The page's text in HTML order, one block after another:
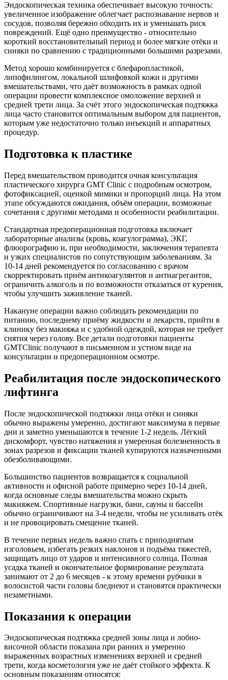
Эндоскопическая техника обеспечивает высокую точность:
увеличенное изображение облегчает распознавание нервов и
сосудов, позволяя бережно обходить их и уменьшать риск
повреждений. Ещё одно преимущество - относительно
короткий восстановительный период и более мягкие отёки и
синяки по сравнению с традиционными большими разрезами.​
Метод хорошо комбинируется с блефаропластикой,
липофилингом, локальной шлифовкой кожи и другими
вмешательствами, что даёт возможность в рамках одной
операции провести комплексное омоложение верхней и
средней трети лица. За счёт этого эндоскопическая подтяжка
лица часто становится оптимальным выбором для пациентов,
которым уже недостаточно только инъекций и аппаратных
процедур.​
Подготовка к пластике
Перед вмешательством проводится очная консультация
пластического хирурга GMT Clinic с подробным осмотром,
фотофиксацией, оценкой мимики и пропорций лица. На этом
этапе обсуждаются ожидания, объём операции, возможные
сочетания с другими методами и особенности реабилитации.​
Стандартная предоперационная подготовка включает
лабораторные анализы (кровь, коагулограмма), ЭКГ,
флюорографию и, при необходимости, заключения терапевта
и узких специалистов по сопутствующим заболеваниям. За
10-14 дней рекомендуется по согласованию с врачом
скорректировать приём антикоагулянтов и антиагрегантов,
ограничить алкоголь и по возможности отказаться от курения,
чтобы улучшить заживление тканей.​
Накануне операции важно соблюдать рекомендации по
питанию, последнему приёму жидкости и лекарств, прийти в
клинику без макияжа и с удобной одеждой, которая не требует
снятия через голову. Все детали подготовки пациенты
GMTClinic получают в письменном и устном виде на
консультации и предоперационном осмотре.​
Реабилитация после эндоскопического
лифтинга
После эндоскопической подтяжки лица отёки и синяки
обычно выражены умеренно, достигают максимума в первые
дни и заметно уменьшаются в течение 1-2 недель. Лёгкий
дискомфорт, чувство натяжения и умеренная болезненность в
зонах разрезов и фиксации тканей купируются назначенными
обезболивающими.​
Большинство пациентов возвращается к социальной
активности и офисной работе примерно через 10-14 дней,
когда основные следы вмешательства можно скрыть
макияжем. Спортивные нагрузки, бани, сауны и бассейн
обычно ограничивают на 3-4 недели, чтобы не усиливать отёк
и не провоцировать смещение тканей.​
В течение первых недель важно спать с приподнятым
изголовьем, избегать резких наклонов и подъёма тяжестей,
защищать лицо от ударов и интенсивного солнца. Полная
усадка тканей и окончательное формирование результата
занимают от 2 до 6 месяцев - к этому времени рубчики в
волосистой части головы бледнеют и становятся практически
незаметными.​
Показания к операции
Эндоскопическая подтяжка средней зоны лица и лобно-
височной области показана при ранних и умеренно
выраженных возрастных изменениях верхней и средней
трети, когда косметология уже не даёт стойкого эффекта. К
основным показаниям относятся:​